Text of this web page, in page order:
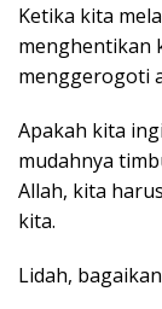
Ketika kita
menghentikan
menggerogoti
Apakah kita
mudahnya
Allah, kita
kita.
Lidah,